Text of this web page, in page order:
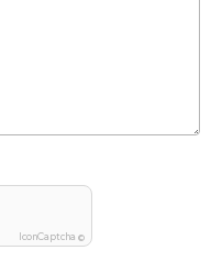
IconCaptcha ©